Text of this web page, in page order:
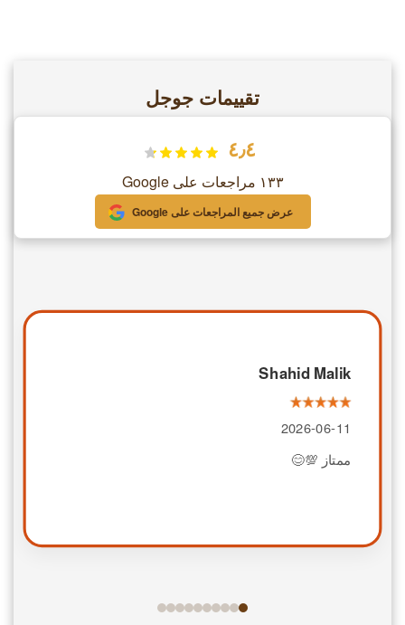
تقييمات جوجل
٤٫٤
١٣٣ مراجعات على Google
عرض جميع المراجعات على Google
Shahid Malik
2026-06-11
ممتاز 💯😊